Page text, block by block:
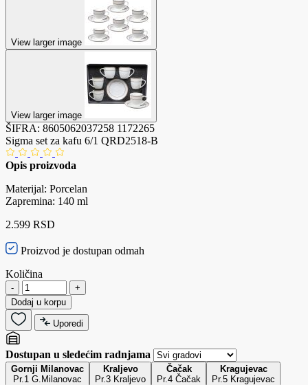
View larger image
View larger image
ŠIFRA: 8605062037258 1172265
Sigma set za kafu 6/1 QRD2518-B
Opis proizvoda
Materijal: Porcelan
Zapremina: 140 ml
2.599 RSD
Proizvod je dostupan odmah
Količina
-
+
Dodaj u korpu
Uporedi
Dostupan u sledećim radnjama
Gornji Milanovac
Pr.1 G.Milanovac
Kraljevo
Pr.3 Kraljevo
Čačak
Pr.4 Čačak
Kragujevac
Pr.5 Kragujevac